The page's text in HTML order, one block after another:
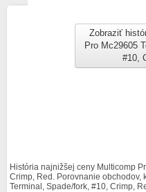
Zobraziť
Pro Mc29605
#10,
História najnižšej ceny Multicomp
Crimp, Red. Porovnanie obchodov,
Terminal, Spade/fork, #10, Crimp,